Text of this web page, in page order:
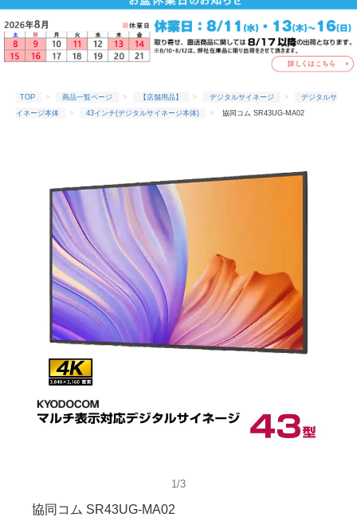
TOP 商品一覧ページ 【店舗用品】 デジタルサイネージ
デジタルサ
イネージ本体
43インチ(デジタルサイネージ本体) 協同コム SR43UG-MA02
1/3
協同コム SR43UG-MA02